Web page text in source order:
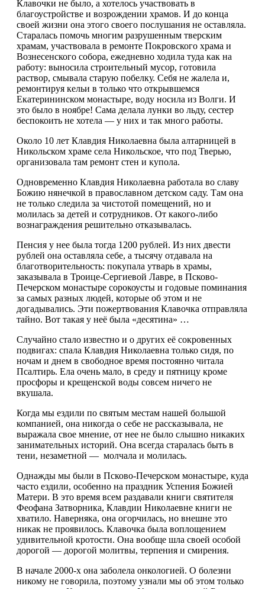
Клавочки не было, а хотелось участвовать в
благоустройстве и возрождении храмов. И до конца
своей жизни она этого своего послушания не оставляла.
Старалась помочь многим разрушенным тверским
храмам, участвовала в ремонте Покровского храма и
Вознесенского собора, ежедневно ходила туда как на
работу: выносила строительный мусор, готовила
раствор, смывала старую побелку. Себя не жалела и,
ремонтируя кельи в только что открывшемся
Екатерининском монастыре, воду носила из Волги. И
это было в ноябре! Сама делала лунки во льду, сестер
беспокоить не хотела — у них и так много работы.
Около 10 лет Клавдия Николаевна была алтарницей в
Никольском храме села Никольское, что под Тверью,
организовала там ремонт стен и купола.
Одновременно Клавдия Николаевна работала во славу
Божию нянечкой в православном детском саду. Там она
не только следила за чистотой помещений, но и
молилась за детей и сотрудников. От какого-либо
вознаграждения решительно отказывалась.
Пенсия у нее была тогда 1200 рублей. Из них двести
рублей она оставляла себе, а тысячу отдавала на
благотворительность: покупала утварь в храмы,
заказывала в Троице-Сергиевой Лавре, в Псково-
Печерском монастыре сорокоусты и годовые поминания
за самых разных людей, которые об этом и не
догадывались. Эти пожертвования Клавочка отправляла
тайно. Вот такая у неё была «десятина» …
Случайно стало известно и о других её сокровенных
подвигах: спала Клавдия Николаевна только сидя, по
ночам и днем в свободное время постоянно читала
Псалтирь. Ела очень мало, в среду и пятницу кроме
просфоры и крещенской воды совсем ничего не
вкушала.
Когда мы ездили по святым местам нашей большой
компанией, она никогда о себе не рассказывала, не
выражала свое мнение, от нее не было слышно никаких
занимательных историй. Она всегда старалась быть в
тени, незаметной — молчала и молилась.
Однажды мы были в Псково-Печерском монастыре, куда
часто ездили, особенно на праздник Успения Божией
Матери. В это время всем раздавали книги святителя
Феофана Затворника, Клавдии Николаевне книги не
хватило. Наверняка, она огорчилась, но внешне это
никак не проявилось. Клавочка была воплощением
удивительной кротости. Она вообще шла своей особой
дорогой — дорогой молитвы, терпения и смирения.
В начале 2000-х она заболела онкологией. О болезни
никому не говорила, поэтому узнали мы об этом только